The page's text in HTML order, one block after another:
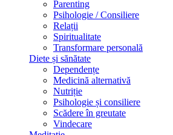
Parenting
Psihologie / Consiliere
Relații
Spiritualitate
Transformare personală
Diete și sănătate
Dependențe
Medicină alternativă
Nutriție
Psihologie și consiliere
Scădere în greutate
Vindecare